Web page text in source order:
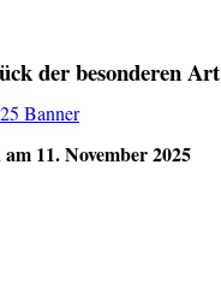
der besonderen Art
11. November 2025